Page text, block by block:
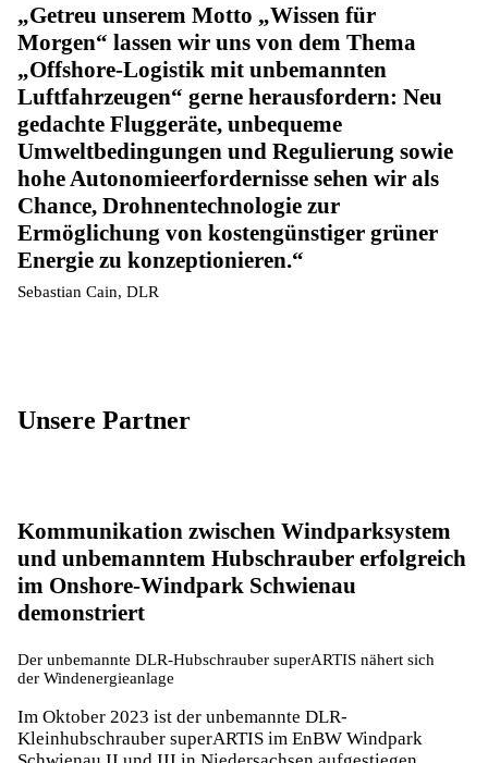
Getreu unserem Motto „Wissen für
Morgen“ lassen wir uns von dem Thema
„Offshore-Logistik mit unbemannten
Luftfahrzeugen“ gerne herausfordern: Neu
gedachte Fluggeräte, unbequeme
Umweltbedingungen und Regulierung sowie
hohe Autonomieerfordernisse sehen wir als
Chance, Drohnentechnologie zur
Ermöglichung von kostengünstiger grüner
Energie zu konzeptionieren.
Sebastian Cain, DLR
Unsere Partner
Kommunikation zwischen Windparksystem
und unbemanntem Hubschrauber erfolgreich
im Onshore-Windpark Schwienau
demonstriert
Der unbemannte DLR-Hubschrauber superARTIS nähert sich
der Windenergieanlage
Im Oktober 2023 ist der unbemannte DLR-
Kleinhubschrauber superARTIS im EnBW Windpark